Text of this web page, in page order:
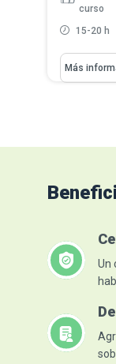
curso
15-20 h
Aprenderás
Más
Un